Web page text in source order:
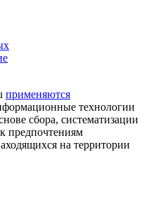
применяются
технологии
сбора, систематизации
предпочтениям
на территории